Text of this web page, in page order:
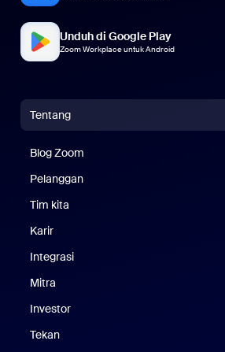
Unduh di Google Play
Zoom Workplace untuk Android
Tentang
Blog Zoom
Pelanggan
Tim kita
Karir
Integrasi
Mitra
Investor
Tekan